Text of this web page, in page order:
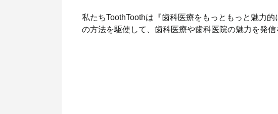
私たちToothToothは『歯科医療をもっともっと魅力
の方法を駆使して、歯科医療や歯科医院の魅力を発信